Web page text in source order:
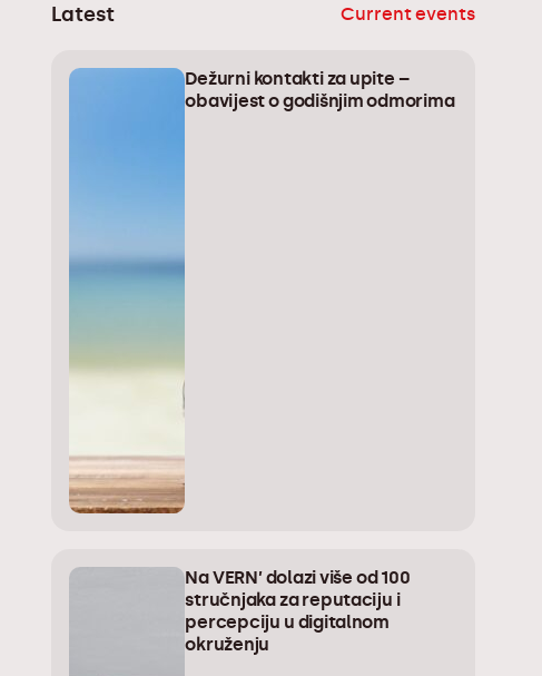
Latest Current events
Dežurni kontakti za upite –
obavijest o godišnjim odmorima
Na VERN’ dolazi više od 100
stručnjaka za reputaciju i
percepciju u digitalnom
okruženju